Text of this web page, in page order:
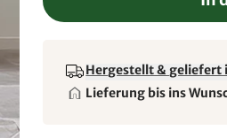
Hergestellt & geliefert
Lieferung bis ins